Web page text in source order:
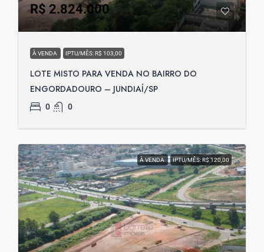
R$ 2.824.000
À VENDA IPTU/MÊS: R$ 103,00
LOTE MISTO PARA VENDA NO BAIRRO DO
ENGORDADOURO – JUNDIAÍ/SP
0 0
À VENDA IPTU/MÊS: R$ 120,00